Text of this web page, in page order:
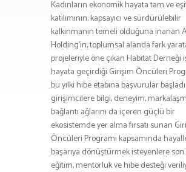
Kadınların ekonomik hayata tam ve
katılımının; kapsayıcı ve sürdürülebilir
kalkınmanın temeli olduğuna inanan
Holding’in, toplumsal alanda fark
projeleriyle öne çıkan Habitat Derneği
hayata geçirdiği Girişim Öncüleri
bu yılki hibe etabına başvurular
girişimcilere bilgi, deneyim,
bağlantı ağlarını da içeren güçlü bir
ekosistemde yer alma fırsatı sunan
Öncüleri Programı kapsamında
başarıya dönüştürmek isteyenlere son
eğitim, mentorluk ve hibe desteği